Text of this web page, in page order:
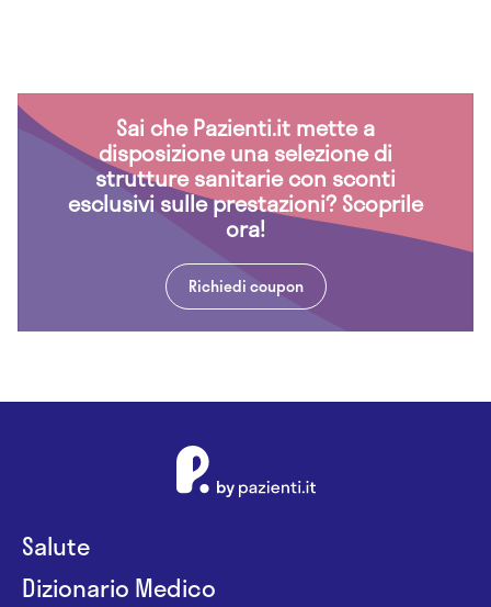
Sai che Pazienti.it mette a
disposizione una selezione di
strutture sanitarie con sconti
esclusivi sulle prestazioni? Scoprile
ora!
Richiedi coupon
Salute
Dizionario Medico